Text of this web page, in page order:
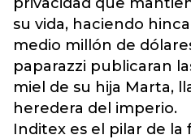
su vida, haciendo
medio millón de
paparazzi publicaran
miel de su hija Marta,
heredera del imperio.
Inditex es el pilar de